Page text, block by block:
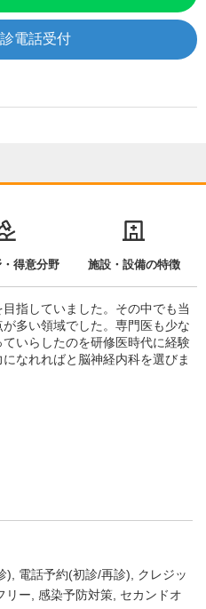
電話受付
得意分野 施設・設備の特徴
指していました。その中でも当
多い領域でした。専門医も少な
いらしたのを研修医時代に経験
なれればと脳神経内科を選びま
) 電話予約(初診/再診)
クレジッ
リー 感染予防対策 セカンドオ